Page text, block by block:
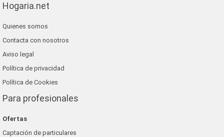
Hogaria.net
Quienes somos
Contacta con nosotros
Aviso legal
Política de privacidad
Política de Cookies
Para profesionales
Ofertas
Captación de particulares